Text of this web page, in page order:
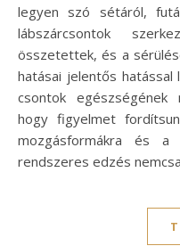
legyen szó sétáról,
lábszárcsontok
összetettek, és a
hatásai jelentős hatással
csontok
hogy figyelmet
mozgásformákra és a
rendszeres edzés